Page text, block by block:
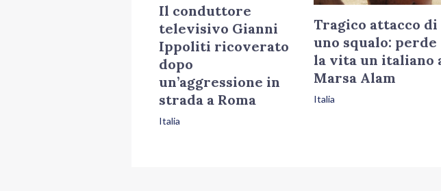
Il conduttore
televisivo Gianni
Ippoliti ricoverato
dopo
un’aggressione in
strada a Roma
Italia
Tragico attacco di
uno squalo: perde
la vita un italiano
Marsa Alam
Italia